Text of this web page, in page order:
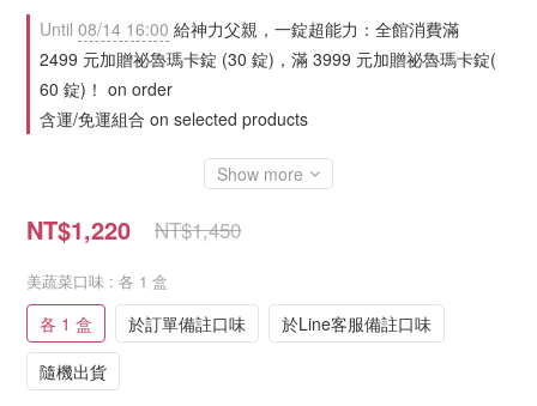
Until 08/14 16:00 給神力父親，一錠超能力：全館消費滿
2499 元加贈祕魯瑪卡錠 (30 錠)，滿 3999 元加贈祕魯瑪卡錠(
60 錠)！ on order
含運/免運組合 on selected products
Show more
NT$1,220 NT$1,450
美蔬菜口味 : 各 1 盒
各 1 盒 於訂單備註口味
於Line客服備註口味
隨機出貨